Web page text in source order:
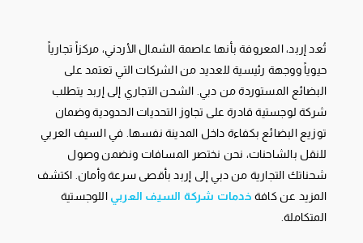
تُعد إربد، المعروفة بأنها عاصمة الشمال الأردني، مركزاً تجارياً
حيوياً ووجهة رئيسية للعديد من الشركات التي تعتمد على
البضائع المستوردة من دبي. الشحن التجاري إلى إربد يتطلب
شركة لوجستية قادرة على تجاوز التحديات الحدودية وضمان
توزيع البضائع بكفاءة داخل المدينة نفسها. في السيف العربي
للنقل بالشاحنات، نحن نختصر المسافات ونضمن وصول
شحناتك التجارية من دبي إلى إربد بأقصى سرعة وأمان. اكتشف
المزيد عن كافة خدمات شركة السيف العربي اللوجستية
المتكاملة.